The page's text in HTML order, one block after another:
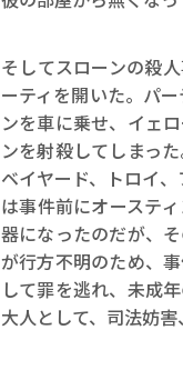
そしてスローンの殺
ーティを開いた。パ
ンを車に乗せ、イェ
ンを射殺してしまっ
ベイヤード、トロイ
は事件前にオーステ
器になったのだが、
が行方不明のため、
して罪を逃れ、未成
大人として、司法妨